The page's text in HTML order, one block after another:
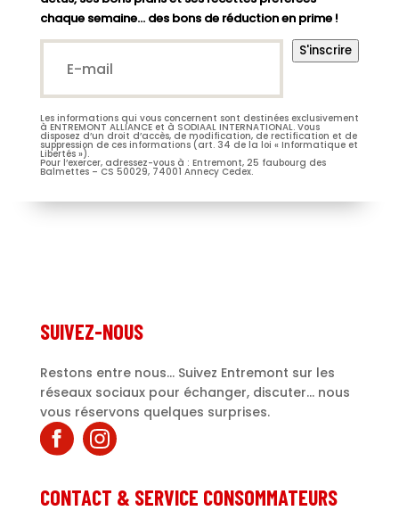
chaque semaine… des bons de réduction en prime !
E-
mail*
M. Mme
Prénom
Entremont*(Nécessaire)
S'inscrire
Les informations qui vous concernent sont destinées exclusivement
à ENTREMONT ALLIANCE et à SODIAAL INTERNATIONAL. Vous
disposez d’un droit d’accès, de modification, de rectification et de
suppression de ces informations (art. 34 de la loi « Informatique et
Libertés »).
Pour l’exercer, adressez-vous à : Entremont, 25 faubourg des
Balmettes – CS 50029, 74001 Annecy Cedex.
SUIVEZ-NOUS
Restons entre nous... Suivez Entremont sur les
réseaux sociaux pour échanger, discuter... nous
vous réservons quelques surprises.
CONTACT & SERVICE CONSOMMATEURS